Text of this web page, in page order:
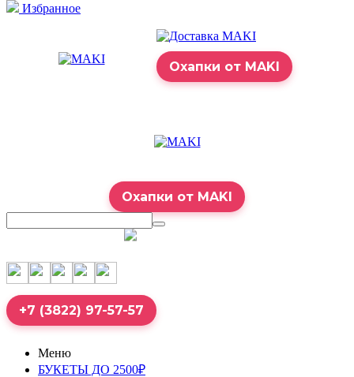
Избранное
Охапки от MAKI
Охапки от MAKI
+7 (3822) 97-57-57
Меню
БУКЕТЫ ДО 2500₽